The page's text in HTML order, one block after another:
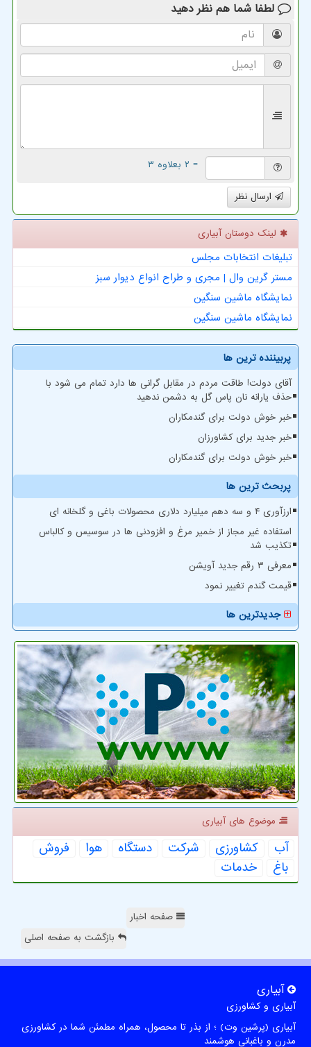
لطفا شما هم نظر دهید
= ۲ بعلاوه ۳
ارسال نظر
لینک دوستان آبیاری
تبلیغات انتخابات مجلس
مستر گرین وال | مجری و طراح انواع دیوار سبز
نمایشگاه ماشین سنگین
نمایشگاه ماشین سنگین
پربیننده ترین ها
آقای دولت! طاقت مردم در مقابل گرانی ها دارد تمام می شود با
حذف یارانه نان پاس گل به دشمن ندهید
خبر خوش دولت برای گندمکاران
خبر جدید برای کشاورزان
خبر خوش دولت برای گندمکاران
پربحث ترین ها
ارزآوری ۴ و سه دهم میلیارد دلاری محصولات باغی و گلخانه ای
استفاده غیر مجاز از خمیر مرغ و افزودنی ها در سوسیس و کالباس
تکذیب شد
معرفی ۳ رقم جدید آویشن
قیمت گندم تغییر نمود
جدیدترین ها
موضوع های آبیاری
آب كشاورزی شركت دستگاه هوا
فروش
باغ
خدمات
صفحه اخبار
بازگشت به صفحه اصلی
آبیاری
آبیاری و کشاورزی
آبیاری (پرشین وت) ؛ از بذر تا محصول، همراه مطمئن شما در کشاورزی
مدرن و باغبانی هوشمند